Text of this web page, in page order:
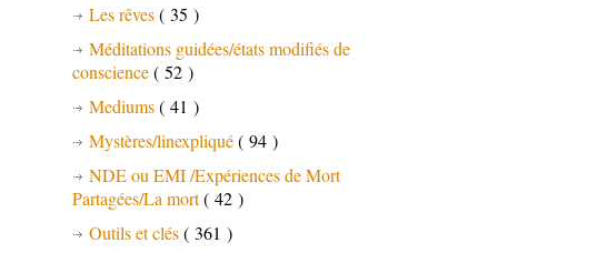
Les rêves( 35 )
Méditations guidées/états modifiés de
conscience( 52 )
Mediums( 41 )
Mystères/linexpliqué( 94 )
NDE ou EMI /Expériences de Mort
Partagées/La mort( 42 )
Outils et clés( 361 )